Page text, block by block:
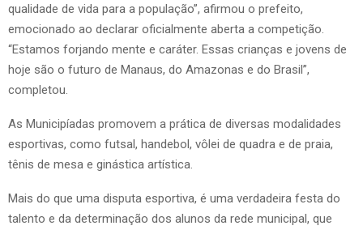
qualidade de vida para a população”, afirmou o prefeito,
emocionado ao declarar oficialmente aberta a competição.
“Estamos forjando mente e caráter. Essas crianças e jovens de
hoje são o futuro de Manaus, do Amazonas e do Brasil”,
completou.
As Municipíadas promovem a prática de diversas modalidades
esportivas, como futsal, handebol, vôlei de quadra e de praia,
tênis de mesa e ginástica artística.
Mais do que uma disputa esportiva, é uma verdadeira festa do
talento e da determinação dos alunos da rede municipal, que